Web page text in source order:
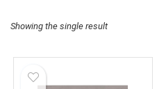
Showing the single result